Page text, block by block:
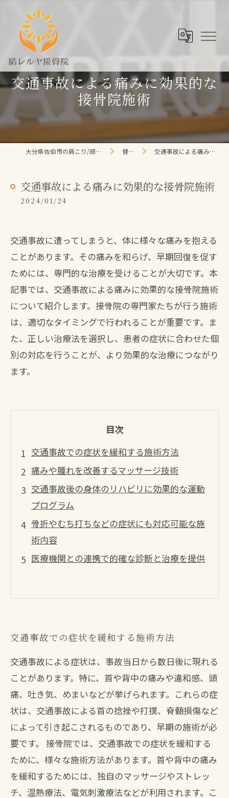
交通事故による痛みに効果的な
接骨院施術
大分県佐伯市の肩こり/頭痛/腰痛 なら晴レルヤ整体院 健康コラム 交通事故による痛みに効果的な接骨院施術
交通事故による痛みに効果的な接骨院施術
2024/01/24
交通事故に遭ってしまうと、体に様々な痛みを抱える
ことがあります。その痛みを和らげ、早期回復を促す
ためには、専門的な治療を受けることが大切です。本
記事では、交通事故による痛みに効果的な接骨院施術
について紹介します。接骨院の専門家たちが行う施術
は、適切なタイミングで行われることが重要です。ま
た、正しい治療法を選択し、患者の症状に合わせた個
別の対応を行うことが、より効果的な治療につながり
ます。
目次
交通事故での症状を緩和する施術方法
痛みや腫れを改善するマッサージ技術
交通事故後の身体のリハビリに効果的な運動
プログラム
骨折やむち打ちなどの症状にも対応可能な施
術内容
医療機関との連携で的確な診断と治療を提供
交通事故での症状を緩和する施術方法
交通事故による症状は、事故当日から数日後に現れる
ことがあります。特に、首や背中の痛みや違和感、頭
痛、吐き気、めまいなどが挙げられます。これらの症
状は、交通事故による首の捻挫や打撲、脊髄損傷など
によって引き起こされるものであり、早期の施術が必
要です。 接骨院では、交通事故での症状を緩和する
ために、様々な施術方法があります。首や背中の痛み
を緩和するためには、独自のマッサージやストレッ
チ、温熱療法、電気刺激療法などが利用されます。こ